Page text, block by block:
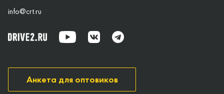
info@crt.ru
Анкета для оптовиков